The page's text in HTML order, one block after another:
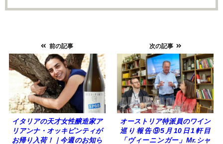
前の記事
イタリアの天才女性醸造家ア
リアンナ・オッキピンティが
お帰り入荷！｜今週のお知ら
次の記事
オーストリア特派員のワイン
巡り報告⑨5月10日1軒目
「ヴィーニンガー」Mr.シャ